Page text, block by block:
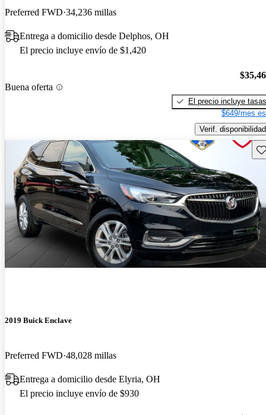
Preferred FWD 34,236 millas
Entrega a domicilio desde Delphos, OH
El precio incluye envío de $1,420
Buena oferta
El precio incluye tasas
$649/mes
Verif. disponibilidad
2019 Buick Enclave
Preferred FWD 48,028 millas
Entrega a domicilio desde Elyria, OH
El precio incluye envío de $930